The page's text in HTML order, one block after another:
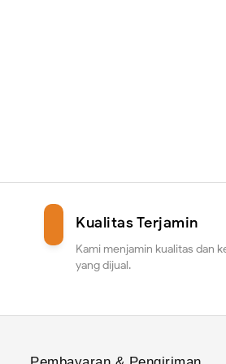
Kualitas Terjamin
Kami menjamin kualitas dan
yang dijual.